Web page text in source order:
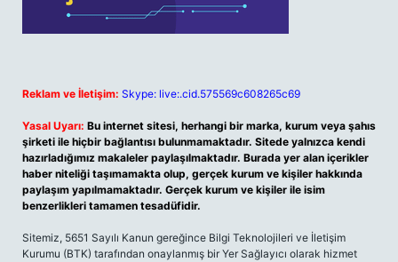
Reklam ve İletişim: Skype: live:.cid.575569c608265c69
Yasal Uyarı: Bu internet sitesi, herhangi bir marka, kurum veya şahıs
şirketi ile hiçbir bağlantısı bulunmamaktadır. Sitede yalnızca kendi
hazırladığımız makaleler paylaşılmaktadır. Burada yer alan içerikler
haber niteliği taşımamakta olup, gerçek kurum ve kişiler hakkında
paylaşım yapılmamaktadır. Gerçek kurum ve kişiler ile isim
benzerlikleri tamamen tesadüfidir.
Sitemiz, 5651 Sayılı Kanun gereğince Bilgi Teknolojileri ve İletişim
Kurumu (BTK) tarafından onaylanmış bir Yer Sağlayıcı olarak hizmet